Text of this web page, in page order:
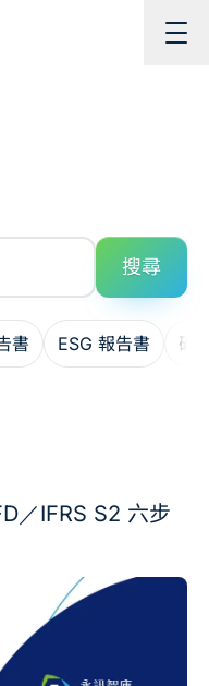
搜尋
書 ESG 報告書 碳
／IFRS S2 六步